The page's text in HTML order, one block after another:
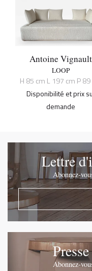
Antoine Vignault
LOOP
H 85 cm L 197 cm P
Disponibilité et prix
demande
Lettre
Abonnez-
Abonnez-